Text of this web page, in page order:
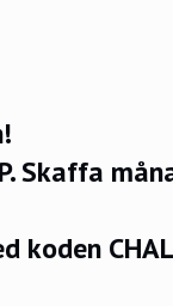
Skaffa